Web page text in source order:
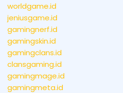
worldgame.id
jeniusgame.id
gamingnerf.id
gamingskin.id
gamingclans.id
clansgaming.id
gamingmage.id
gamingmeta.id